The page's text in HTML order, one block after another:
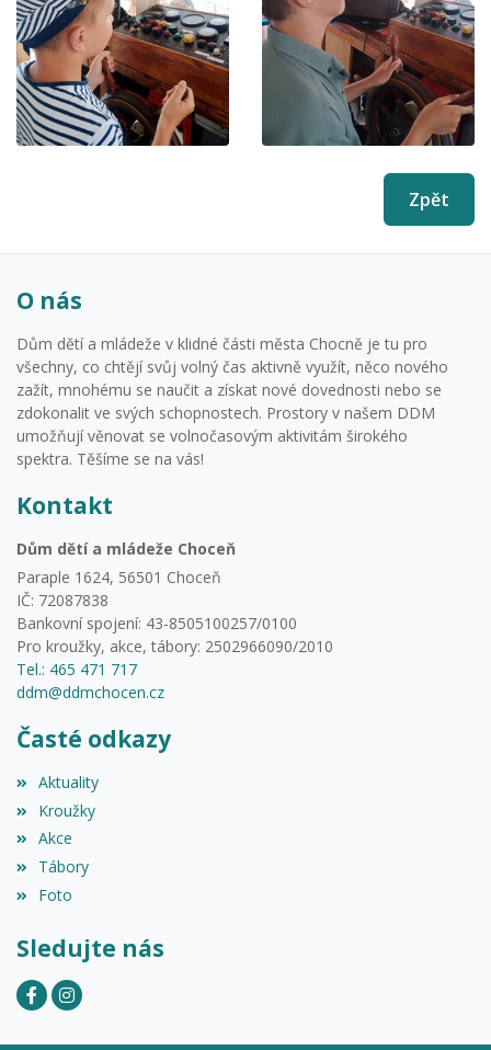
Zpět
O nás
Dům dětí a mládeže v klidné části města Chocně je tu pro
všechny, co chtějí svůj volný čas aktivně využít, něco nového
zažít, mnohému se naučit a získat nové dovednosti nebo se
zdokonalit ve svých schopnostech. Prostory v našem DDM
umožňují věnovat se volnočasovým aktivitám širokého
spektra. Těšíme se na vás!
Kontakt
Dům dětí a mládeže Choceň
Paraple 1624, 56501 Choceň
IČ: 72087838
Bankovní spojení: 43-8505100257/0100
Pro kroužky, akce, tábory: 2502966090/2010
Tel.: 465 471 717
ddm@ddmchocen.cz
Časté odkazy
Aktuality
Kroužky
Akce
Tábory
Foto
Sledujte nás